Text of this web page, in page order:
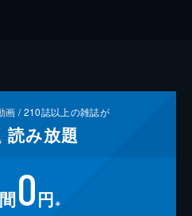
画 /210誌以上の雑誌が
読み放題
0円 ※